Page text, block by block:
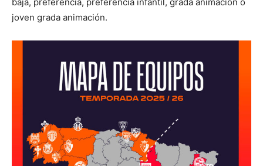
baja, preferencia, preferencia infantil, grada animación o
joven grada animación.